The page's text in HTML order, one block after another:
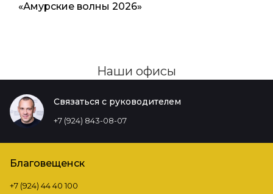
«Амурские волны 2026»
Наши офисы
Связаться с руководителем
+7 (924) 843-08-07
Благовещенск
+7 (924) 44 40 100